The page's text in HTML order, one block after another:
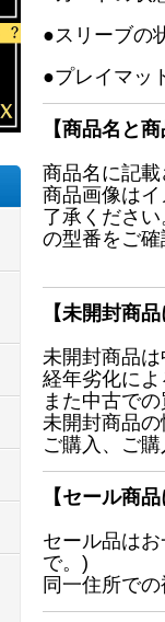
●スリーブの
●プレイマッ
【商品名と
商品名に記載
商品画像は
了承くださ
の型番をご確
【未開封商
未開封商品は
経年劣化によ
また中古で
未開封商品の
ご購入、ご
【セール商
セール品は
で。)
同一住所で